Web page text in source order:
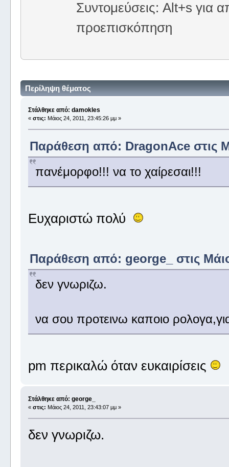
Συντομεύσεις: Alt+s για
προεπισκόπηση
Περίληψη θέματος
Στάλθηκε από: damokles
« στις: Μάιος 24, 2011, 23:45:26 μμ »
Παράθεση από: DragonAce στις
πανέμορφο!!! να το χαίρεσαι!!!
Ευχαριστώ πολύ
Παράθεση από: george_ στις
δεν γνωριζω.
να σου προτεινω καποιο
pm περικαλώ όταν ευκαιρίσεις
Στάλθηκε από: george_
« στις: Μάιος 24, 2011, 23:43:07 μμ »
δεν γνωριζω.